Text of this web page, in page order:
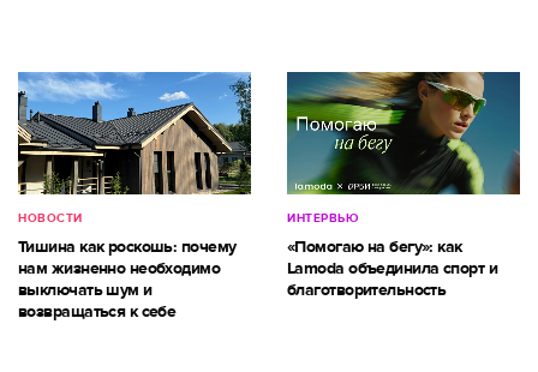
НОВОСТИ
Тишина как роскошь: почему
нам жизненно необходимо
выключать шум и
возвращаться к себе
ИНТЕРВЬЮ
«Помогаю на бегу»: как
Lamoda объединила спорт и
благотворительность